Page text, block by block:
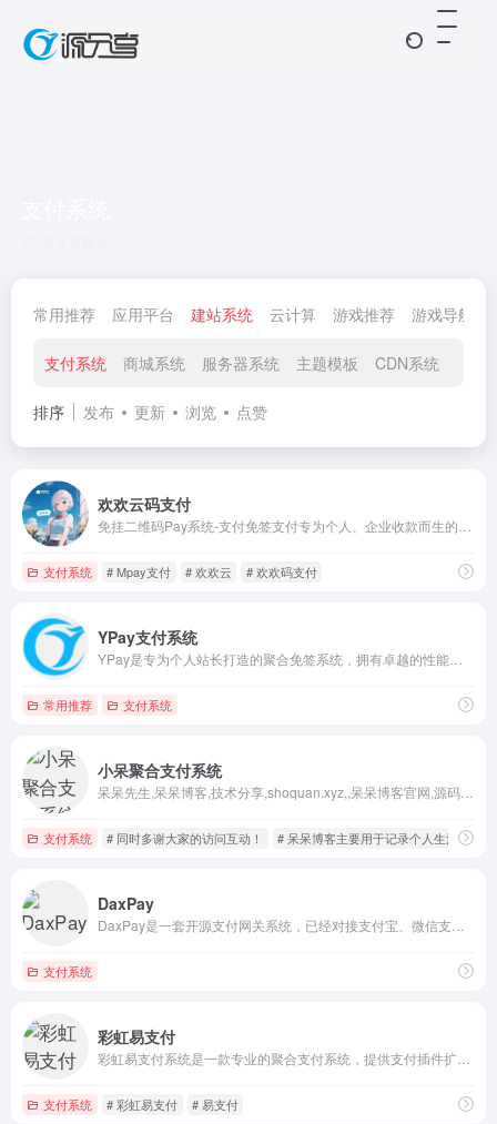
常用推荐 应用平台 建站系统 云计算 游戏推荐 游戏导航
支付系统 商城系统 服务器系统 主题模板 CDN系统
排序 发布 更新 浏览 点赞
欢欢云码支付
支付系统 # Mpay支付 # 欢欢云 # 欢欢码支付
YPay支付系统
常用推荐 支付系统
小呆聚合支付系统
支付系统 # 同时多谢大家的访问互动！ # 呆呆博客主要用于记录个人生活爱好
DaxPay
支付系统
彩虹易支付
支付系统 # 彩虹易支付 # 易支付